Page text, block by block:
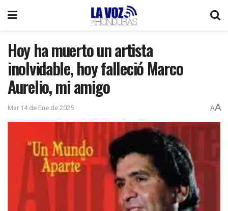
Hoy ha muerto un artista
inolvidable, hoy falleció Marco
Aurelio, mi amigo
Mar 14 de Ene de 2025 AA